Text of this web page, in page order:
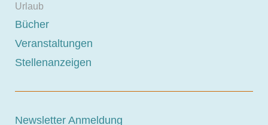
Urlaub
Bücher
Veranstaltungen
Stellenanzeigen
Newsletter Anmeldung